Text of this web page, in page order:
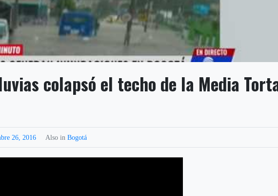
colapsó el techo de la Media
26, 2016 Also inBogotá